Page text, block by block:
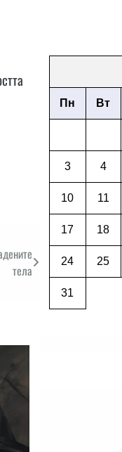
тела
Пн Вт
3 4
10 11
17 18
24 25
31